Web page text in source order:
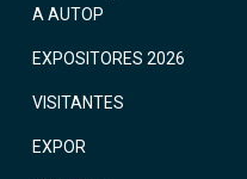
A AUTOP
EXPOSITORES 2026
VISITANTES
EXPOR